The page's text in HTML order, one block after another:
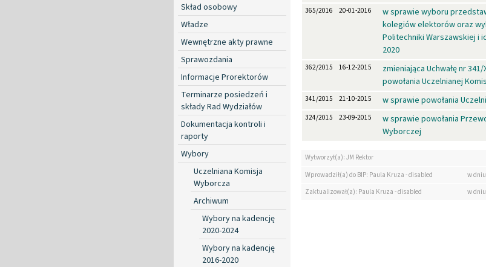
Skład osobowy
Władze
Wewnętrzne akty prawne
Sprawozdania
Informacje Prorektorów
Terminarze posiedzeń i
składy Rad Wydziałów
Dokumentacja kontroli i
raporty
Wybory
Uczelniana Komisja
Wyborcza
Archiwum
Wybory na kadencję
2020-2024
Wybory na kadencję
2016-2020
365/2016 20-01-2016
w sprawie wyboru
kolegiów elektorów oraz
Politechniki Warszawskiej i
2020
362/2015 16-12-2015
zmieniająca Uchwałę nr
powołania Uczelnianej
341/2015 21-10-2015 w sprawie powołania
324/2015 23-09-2015
w sprawie powołania
Wyborczej
Wytworzył(a): JM Rektor
Wprowadził(a) do BIP: Paula Kruza - disabled
w
Zaktualizował(a): Paula Kruza - disabled
w